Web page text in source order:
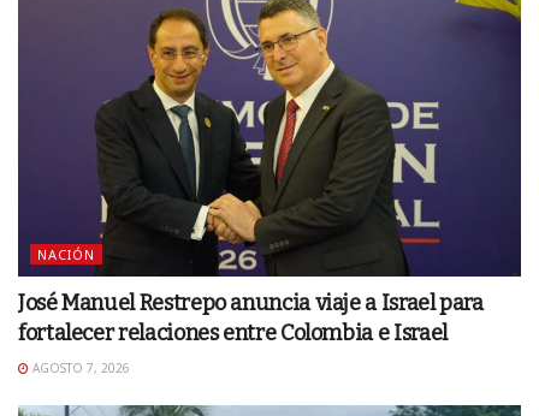
NACIÓN
José Manuel Restrepo anuncia viaje a Israel para
fortalecer relaciones entre Colombia e Israel
AGOSTO 7, 2026